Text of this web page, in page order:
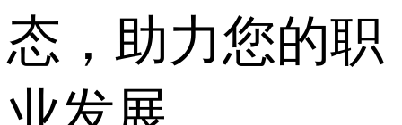
态，助力您的职